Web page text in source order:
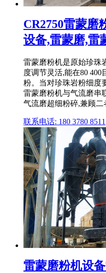
CR2750雷蒙磨
设备,雷蒙磨,雷
雷蒙磨粉机是原始珍珠
度调节灵活,能在80
粉。当对珍珠岩粉细度
雷蒙磨粉机与气流磨串
气流磨超细粉碎,兼顾二
联系电话: 180 3780 8511
雷蒙磨粉机设